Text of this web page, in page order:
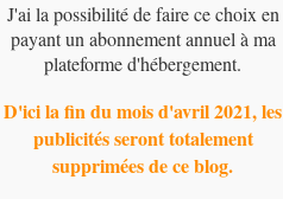
J'ai la possibilité de faire ce choix en
payant un abonnement annuel à ma
plateforme d'hébergement.
D'ici la fin du mois d'avril 2021, les
publicités seront totalement
supprimées de ce blog.